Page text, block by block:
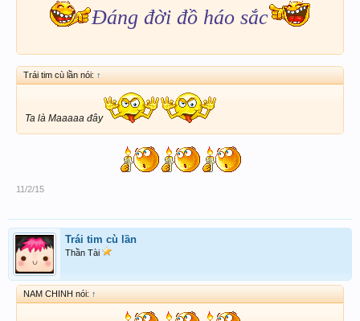
Đáng đời đồ háo sắc
Trái tim cù lần nói: ↑
Ta là Maaaaa đây
11/2/15
Trái tim cù lần
Thần Tài
NAM CHINH nói: ↑